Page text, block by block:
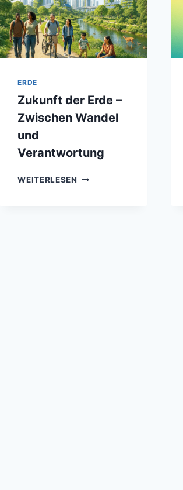
ERDE
Zukunft der Erde –
Zwischen Wandel
und
Verantwortung
WEITERLESEN ZUKUNFT